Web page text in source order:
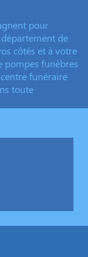
pour
de
côtés et à votre
pompes funèbres
funéraire
toute